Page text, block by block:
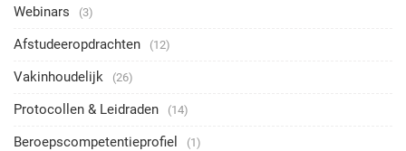
Webinars (3)
Afstudeeropdrachten (12)
Vakinhoudelijk (26)
Protocollen & Leidraden (14)
Beroepscompetentieprofiel (1)